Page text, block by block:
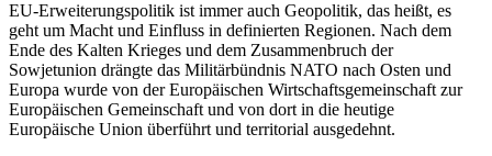
EU-Erweiterungspolitik ist immer auch Geopolitik, das heißt, es
geht um Macht und Einfluss in definierten Regionen. Nach dem
Ende des Kalten Krieges und dem Zusammenbruch der
Sowjetunion drängte das Militärbündnis NATO nach Osten und
Europa wurde von der Europäischen Wirtschaftsgemeinschaft zur
Europäischen Gemeinschaft und von dort in die heutige
Europäische Union überführt und territorial ausgedehnt.